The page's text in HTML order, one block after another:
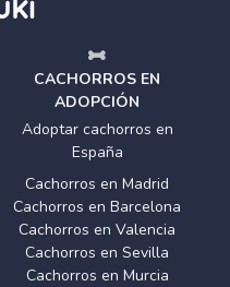
CACHORROS EN
ADOPCIÓN
Adoptar cachorros en
España
Cachorros en Madrid
Cachorros en Barcelona
Cachorros en Valencia
Cachorros en Sevilla
Cachorros en Murcia